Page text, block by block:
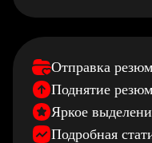
Отправка
Поднятие
Яркое
Подробная